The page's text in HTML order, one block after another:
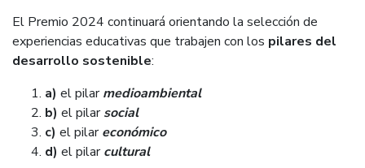
El Premio 2024 continuará orientando la selección de
experiencias educativas que trabajen con los pilares del
desarrollo sostenible:
a) el pilarmedioambiental
b) el pilarsocial
c) el pilareconómico
d) el pilarcultural